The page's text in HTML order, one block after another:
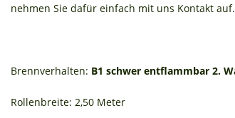
nehmen Sie dafür einfach mit uns Kontakt auf.
Brennverhalten: B1 schwer entflammbar 2.
Rollenbreite: 2,50 Meter